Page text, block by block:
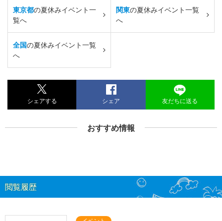
東京都の夏休みイベント一
覧へ
関東の夏休みイベント一覧
へ
全国の夏休みイベント一覧
へ
シェアする シェア 友だちに送る
おすすめ情報
閲覧履歴